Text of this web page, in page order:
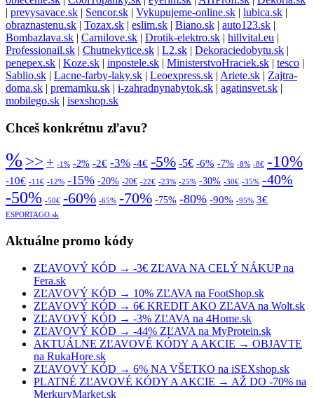
| prevysavace.sk | Sencor.sk | Vykupujeme-online.sk | lubica.sk |
obraznastenu.sk | Tozax.sk | eslim.sk | Biano.sk | auto123.sk |
Bombazlava.sk | Carnilove.sk | Drotik-elektro.sk | hillvital.eu |
Professionail.sk | Chutnekytice.sk | L2.sk | Dekoraciedobytu.sk |
penepex.sk | Koze.sk | inpostele.sk | MinisterstvoHraciek.sk | tesco |
Sablio.sk | Lacne-farby-laky.sk | Leoexpress.sk | Ariete.sk | Zajtra-
doma.sk | premamku.sk | i-zahradnynabytok.sk | agatinsvet.sk |
mobilego.sk | isexshop.sk
Chceš konkrétnu zľavu?
%>> + -1% -2% -2€ -3% -4€ -5% -5€ -6% -7% -8% -8€ -10%
-10€ -11€ -12% -15% -20% -20€ -22€ -23% -25% -30% -30€ -35% -40%
-50% -50€ -60% -65% -70% -75% -80% -90% -95% 3€
ESPORTAGO.sk
Aktuálne promo kódy
ZĽAVOVÝ KÓD → -3€ ZĽAVA NA CELÝ NÁKUP na
Fera.sk
ZĽAVOVÝ KÓD → 10% ZĽAVA na FootShop.sk
ZĽAVOVÝ KÓD → 6€ KREDIT AKO ZĽAVA na Wolt.sk
ZĽAVOVÝ KÓD → -3% ZĽAVA na 4Home.sk
ZĽAVOVÝ KÓD → -44% ZĽAVA na MyProtein.sk
AKTUÁLNE ZĽAVOVÉ KÓDY A AKCIE → OBJAVTE
na RukaHore.sk
ZĽAVOVÝ KÓD → 6% NA VŠETKO na iSEXshop.sk
PLATNÉ ZĽAVOVÉ KÓDY A AKCIE → AŽ DO -70% na
MerkuryMarket.sk